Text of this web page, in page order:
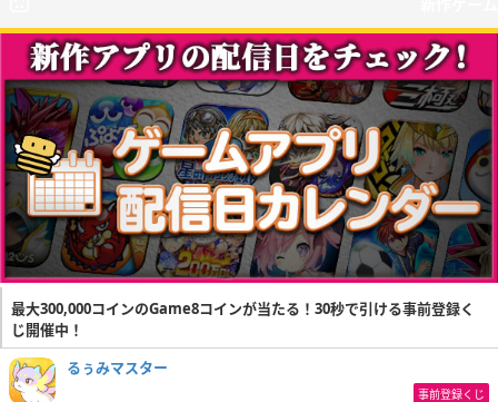
最大300,000コインのGame8コインが当たる！30秒で引ける事前登録く
じ開催中！
るぅみマスター
事前登録くじ